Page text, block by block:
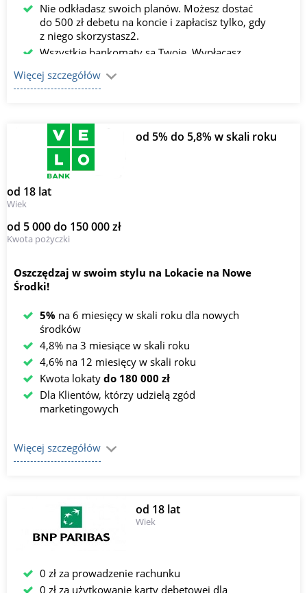
Nie odkładasz swoich planów. Możesz dostać
do 500 zł debetu na koncie i zapłacisz tylko, gdy
z niego skorzystasz2.
Wszystkie bankomaty są Twoje. Wypłacasz
granicą1.
Więcej szczegółów
od 5% do 5,8% w skali roku
od 18 lat
Wiek
od 5 000 do 150 000 zł
Kwota pożyczki
Oszczędzaj w swoim stylu na Lokacie na Nowe
Środki!
5% na 6 miesięcy w skali roku dla nowych
środków
4,8% na 3 miesiące w skali roku
4,6% na 12 miesięcy w skali roku
Kwota lokaty do 180 000 zł
Dla Klientów, którzy udzielą zgód
marketingowych
Więcej szczegółów
od 18 lat
Wiek
0 zł za prowadzenie rachunku
0 zł za użytkowanie karty debetowej dla